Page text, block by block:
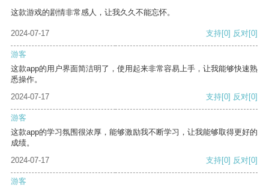
这款游戏的剧情非常感人，让我久久不能忘怀。
2024-07-17 支持[0] 反对[0]
游客
这款app的用户界面简洁明了，使用起来非常容易上手，让我能够快速熟
悉操作。
2024-07-17
支持[0] 反对[0]
游客
这款app的学习氛围很浓厚，能够激励我不断学习，让我能够取得更好的
成绩。
2024-07-17
支持[0] 反对[0]
游客